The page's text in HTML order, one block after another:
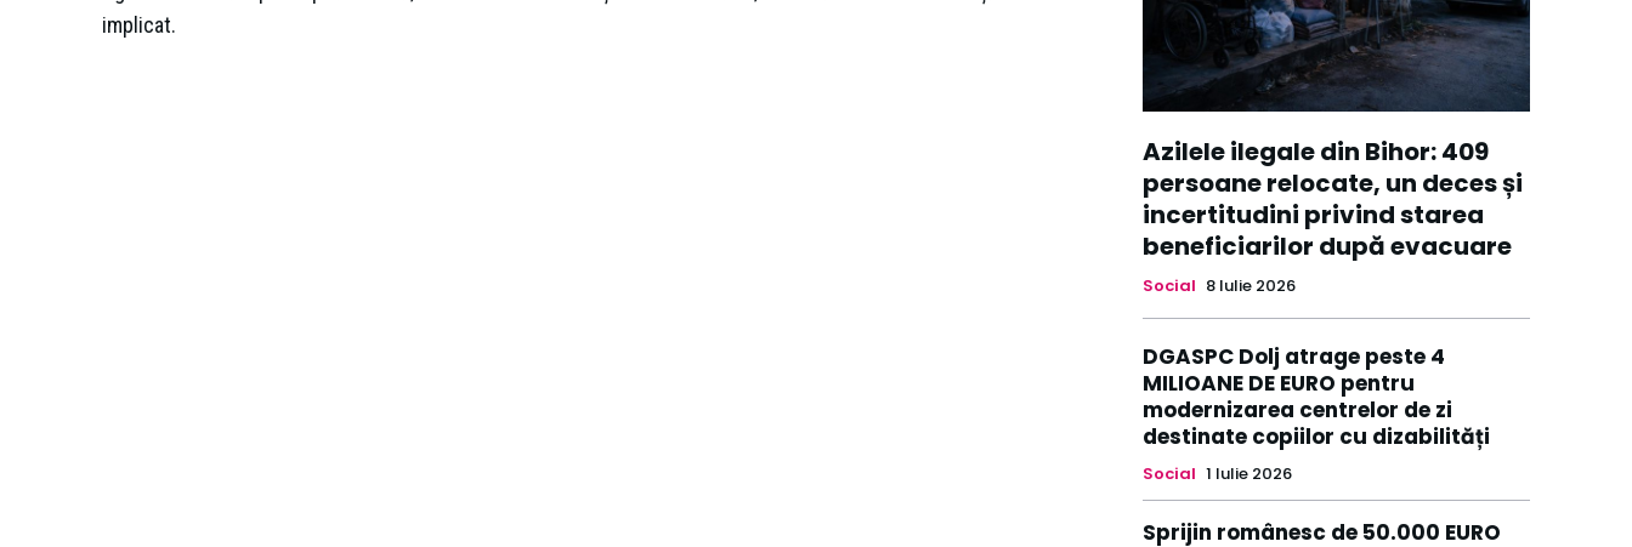
implicat.
Azilele ilegale din Bihor: 409
persoane relocate, un deces și
incertitudini privind starea
beneficiarilor după evacuare
Social 8 Iulie 2026
DGASPC Dolj atrage peste 4
MILIOANE DE EURO pentru
modernizarea centrelor de zi
destinate copiilor cu dizabilități
Social 1 Iulie 2026
Sprijin românesc de 50.000 EURO